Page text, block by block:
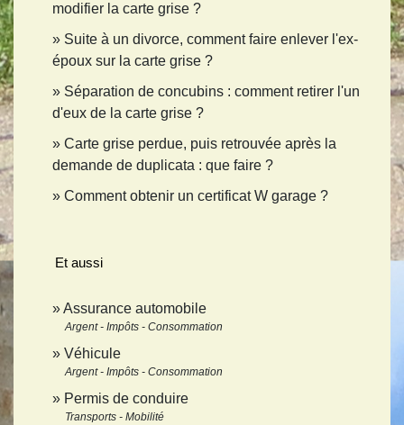
modifier la carte grise ?
Suite à un divorce, comment faire enlever l'ex-
époux sur la carte grise ?
Séparation de concubins : comment retirer l'un
d'eux de la carte grise ?
Carte grise perdue, puis retrouvée après la
demande de duplicata : que faire ?
Comment obtenir un certificat W garage ?
Et aussi
Assurance automobile
Argent - Impôts - Consommation
Véhicule
Argent - Impôts - Consommation
Permis de conduire
Transports - Mobilité